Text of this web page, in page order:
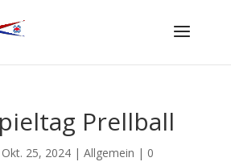
Prellball
Okt. 25, 2024| Allgemein | 0